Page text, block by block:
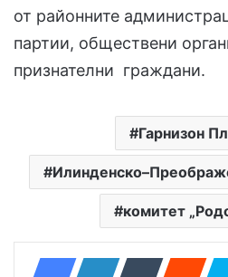
от районните
партии, обществени
признателни граждани.
Гарнизон
комитет